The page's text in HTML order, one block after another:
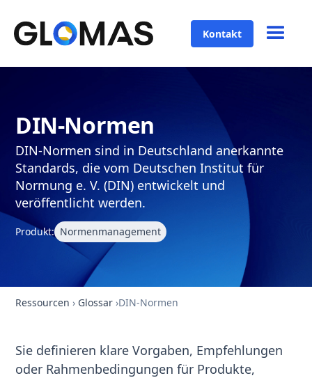
Kontakt
DIN-Normen
DIN-Normen sind in Deutschland anerkannte
Standards, die vom Deutschen Institut für
Normung e. V. (DIN) entwickelt und
veröffentlicht werden.
Produkt: Normenmanagement
Ressourcen › Glossar ›DIN-Normen
Sie definieren klare Vorgaben, Empfehlungen
oder Rahmenbedingungen für Produkte,